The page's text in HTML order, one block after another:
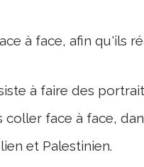
à face, afin qu'ils
à faire des
face à face,
et Palestinien.